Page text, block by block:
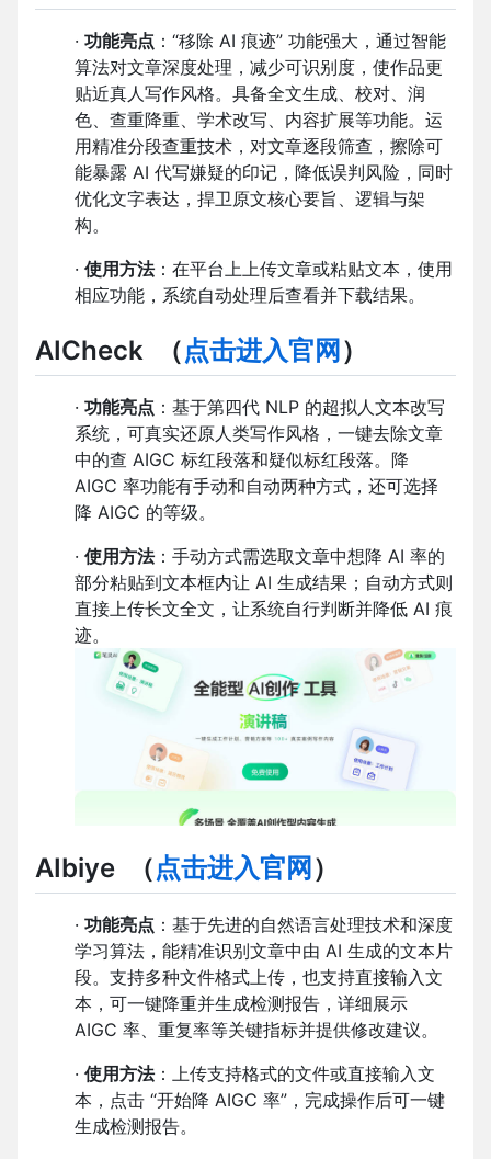
· 功能亮点 ：“移除 AI 痕迹” 功能强大，通过智能
算法对文章深度处理，减少可识别度，使作品更
贴近真人写作风格。具备全文生成、校对、润
色、查重降重、学术改写、内容扩展等功能。运
用精准分段查重技术，对文章逐段筛查，擦除可
能暴露 AI 代写嫌疑的印记，降低误判风险，同时
优化文字表达，捍卫原文核心要旨、逻辑与架
构。
· 使用方法：在平台上上传文章或粘贴文本，使用
相应功能，系统自动处理后查看并下载结果。
AICheck （点击进入官网 ）
· 功能亮点 ：基于第四代 NLP 的超拟人文本改写
系统，可真实还原人类写作风格，一键去除文章
中的查 AIGC 标红段落和疑似标红段落。降
AIGC 率功能有手动和自动两种方式，还可选择
降 AIGC 的等级。
· 使用方法：手动方式需选取文章中想降 AI 率的
部分粘贴到文本框内让 AI 生成结果；自动方式则
直接上传长文全文，让系统自行判断并降低 AI 痕
迹。
AIbiye （点击进入官网 ）
· 功能亮点 ：基于先进的自然语言处理技术和深度
学习算法，能精准识别文章中由 AI 生成的文本片
段。支持多种文件格式上传，也支持直接输入文
本，可一键降重并生成检测报告，详细展示
AIGC 率、重复率等关键指标并提供修改建议。
· 使用方法：上传支持格式的文件或直接输入文
本，点击 “开始降 AIGC 率”，完成操作后可一键
生成检测报告。